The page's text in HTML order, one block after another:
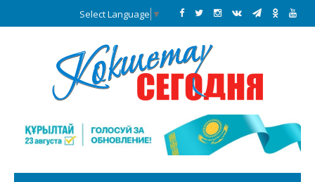
Select Language ▼